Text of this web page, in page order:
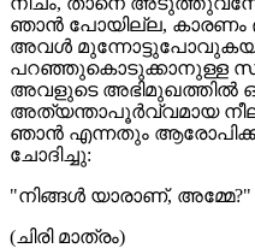
ഞാൻ പോയില്ല, കാരണം
അവൾ
പറഞ്ഞുകൊടുക്കാനുള്ള
അവളുടെ അഭിമുഖത്തിൽ ഒരു
അത്യന്താപൂർവ്വമായ
ഞാൻ എന്നതും
ചോദിച്ചു:
"നിങ്ങൾ യാരാണ്, അമ്മേ?"
(ചിരി മാത്രം)